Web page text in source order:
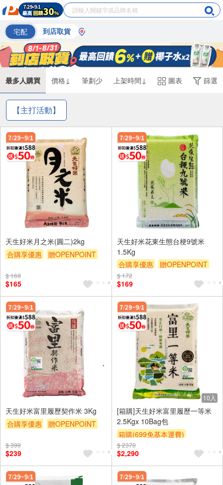
宅配 到店取貨
最多人購買 價格↓ 筆劃少 上架時間↓ 圖表 篩選
【主打活動】
天生好米月之米(圓二)2kg
合購享優惠
贈OPENPOINT
$ 169
$165
天生好米花東生態台梗9號米
1.5Kg
合購享優惠
贈OPENPOINT
滿額9折
$ 172
$169
天生好米富里履歷契作米 3Kg
合購享優惠
贈OPENPOINT
$ 399
$239
10入
[箱購]天生好米富里履歷一等米
2.5Kgx 10Bag包
箱購(699免基本運費)
合購享優惠
滿額贈券
$ 2370
$2,290